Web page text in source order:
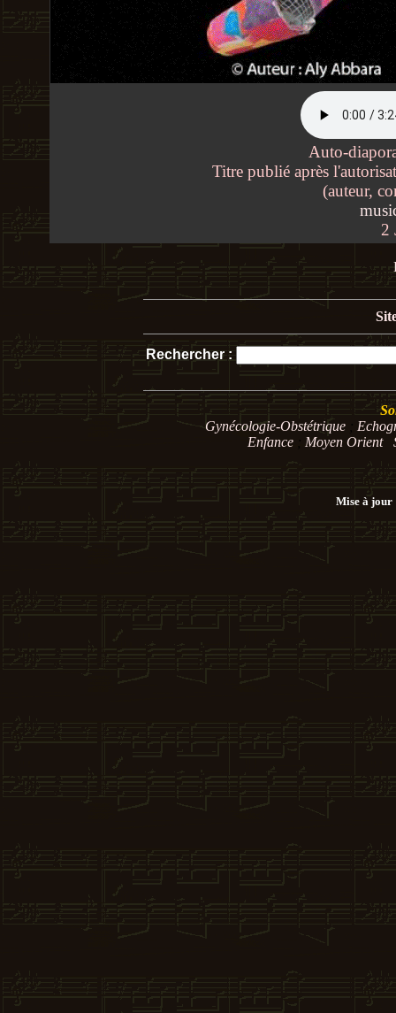
Auto-
Titre publié après
(auteur,
2
Rechercher :
Gynécologie-Obstétrique;
Enfance; Moyen Orient
Mise à jour